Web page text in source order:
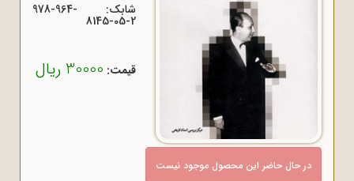
شابک: 978-964-
8145-05-2
قیمت: 30000 ریال
در حال حاضر این محصول موجود نیست